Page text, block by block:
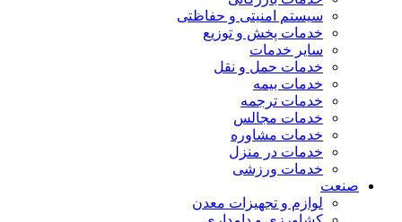
سیستم امنیتی و حفاظتی
خدمات پخش و توزیع
سایر خدمات
خدمات حمل و نقل
خدمات بیمه
خدمات ترجمه
خدمات مجالس
خدمات مشاوره
خدمات در منزل
خدمات ورزشی
صنعت
لوازم و تجهیزات معدن